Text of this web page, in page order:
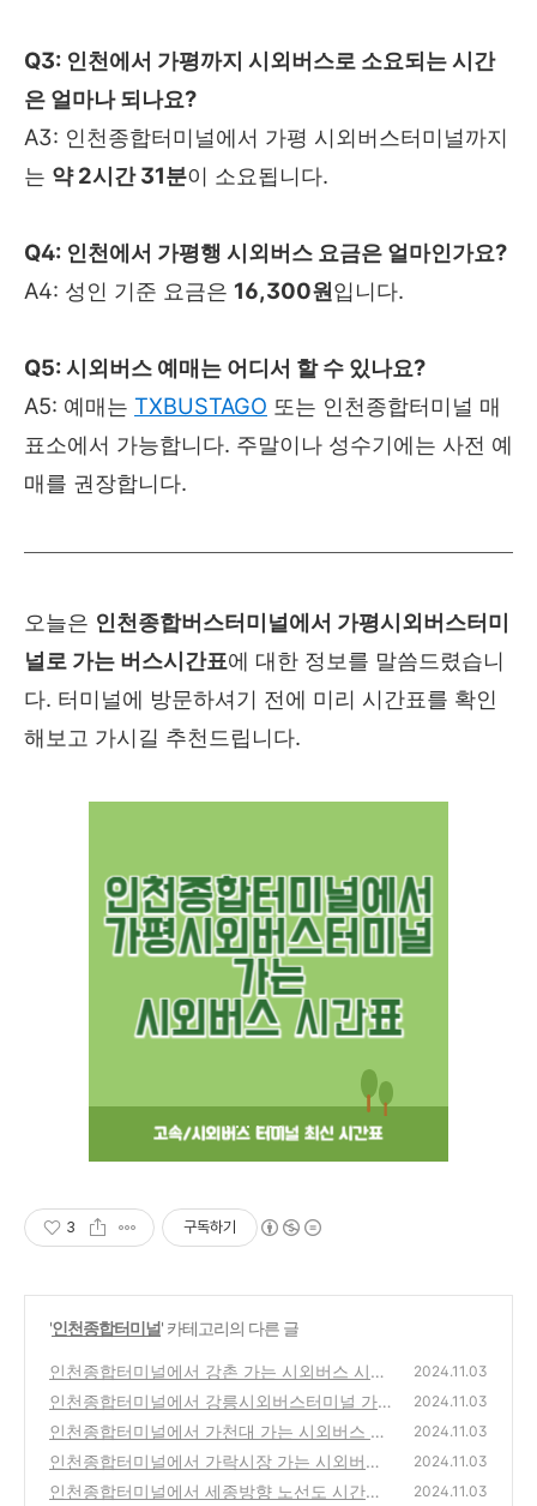
Q3: 인천에서 가평까지 시외버스로 소요되는 시간
은 얼마나 되나요?
A3: 인천종합터미널에서 가평 시외버스터미널까지
는 약 2시간 31분이 소요됩니다.
Q4: 인천에서 가평행 시외버스 요금은 얼마인가요?
A4: 성인 기준 요금은 16,300원입니다.
Q5: 시외버스 예매는 어디서 할 수 있나요?
A5: 예매는 TXBUSTAGO 또는 인천종합터미널 매
표소에서 가능합니다. 주말이나 성수기에는 사전 예
매를 권장합니다.
오늘은 인천종합버스터미널에서 가평시외버스터미
널로 가는 버스시간표에 대한 정보를 말씀드렸습니
다. 터미널에 방문하셔기 전에 미리 시간표를 확인
해보고 가시길 추천드립니다.
3 구독하기
'인천종합터미널' 카테고리의 다른 글
인천종합터미널에서 강촌 가는 시외버스 시간
표 최신정보
(0)
2024.11.03
인천종합터미널에서 강릉시외버스터미널 가
는 시외버스 시간표 최신정보
(0)
2024.11.03
인천종합터미널에서 가천대 가는 시외버스 시
간표 최신정보
(0)
2024.11.03
인천종합터미널에서 가락시장 가는 시외버스
시간표 최신정보
(0)
2024.11.03
인천종합터미널에서 세종방향 노선도 시간표
2024.11.03